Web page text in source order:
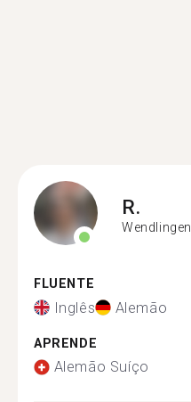
R.
Wendlingen
FLUENTE
Inglês Alemão
APRENDE
Alemão Suíço